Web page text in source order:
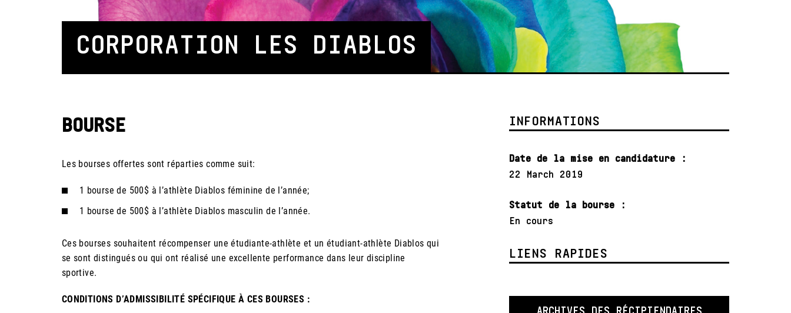
CORPORATION LES DIABLOS
BOURSE
Les bourses offertes sont réparties comme suit:
1 bourse de 500$ à l’athlète Diablos féminine de l’année;
1 bourse de 500$ à l’athlète Diablos masculin de l’année.
Ces bourses souhaitent récompenser une étudiante-athlète et un étudiant-athlète Diablos qui
se sont distingués ou qui ont réalisé une excellente performance dans leur discipline
sportive.
CONDITIONS D’ADMISSIBILITÉ SPÉCIFIQUE À CES BOURSES :
INFORMATIONS
Date de la mise en candidature :
22 March 2019
Statut de la bourse :
En cours
LIENS RAPIDES
ARCHIVES DES RÉCIPIENDAIRES